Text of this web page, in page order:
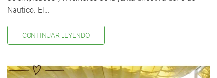
Náutico. El...
CONTINUAR LEYENDO